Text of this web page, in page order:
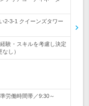
2-3-1 クイーンズタワー
験・スキルを考慮し決定
し）
労働時間帯／9:30～